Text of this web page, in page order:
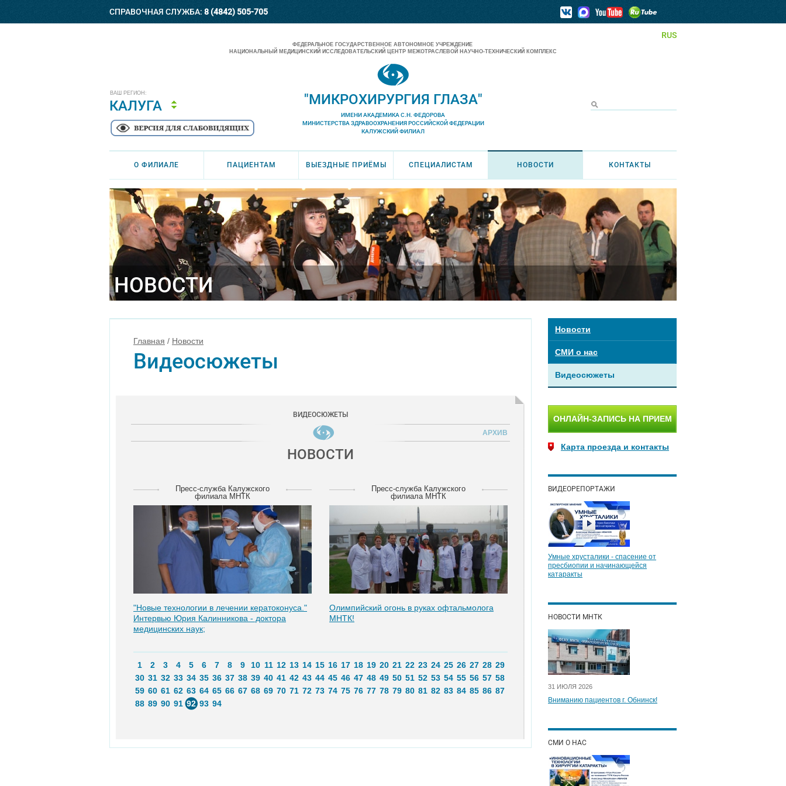
СПРАВОЧНАЯ СЛУЖБА: 8 (4842) 505-705
RUS
ВАШ РЕГИОН:
КАЛУГА
ФЕДЕРАЛЬНОЕ ГОСУДАРСТВЕННОЕ АВТОНОМНОЕ УЧРЕЖДЕНИЕ
НАЦИОНАЛЬНЫЙ МЕДИЦИНСКИЙ ИССЛЕДОВАТЕЛЬСКИЙ ЦЕНТР МЕЖОТРАСЛЕВОЙ НАУЧНО-ТЕХНИЧЕСКИЙ КОМПЛЕКС
"МИКРОХИРУРГИЯ ГЛАЗА"
ИМЕНИ АКАДЕМИКА С.Н. ФЕДОРОВА
МИНИСТЕРСТВА ЗДРАВООХРАНЕНИЯ РОССИЙСКОЙ ФЕДЕРАЦИИ
КАЛУЖСКИЙ ФИЛИАЛ
О ФИЛИАЛЕ ПАЦИЕНТАМ ВЫЕЗДНЫЕ ПРИЁМЫ СПЕЦИАЛИСТАМ НОВОСТИ КОНТАКТЫ
НОВОСТИ
Главная / Новости
Видеосюжеты
ВИДЕОСЮЖЕТЫ
АРХИВ
НОВОСТИ
Пресс-служба Калужского
филиала МНТК
"Новые технологии в лечении кератоконуса."
Интервью Юрия Калинникова - доктора
медицинских наук;
Пресс-служба Калужского
филиала МНТК
Олимпийский огонь в руках офтальмолога
МНТК!
1 2 3 4 5 6 7 8 9 10 11 12 13 14 15 16 17 18 19 20 21 22 23 24 25 26 27 28 29
30 31 32 33 34 35 36 37 38 39 40 41 42 43 44 45 46 47 48 49 50 51 52 53 54 55 56 57 58
59 60 61 62 63 64 65 66 67 68 69 70 71 72 73 74 75 76 77 78 79 80 81 82 83 84 85 86 87
88 89 90 91 92 93 94
Новости
СМИ о нас
Видеосюжеты
ОНЛАЙН-ЗАПИСЬ НА ПРИЕМ
Карта проезда и контакты
ВИДЕОРЕПОРТАЖИ
Умные хрусталики - спасение от
пресбиопии и начинающейся
катаракты
НОВОСТИ МНТК
31 ИЮЛЯ 2026
Вниманию пациентов г. Обнинск!
СМИ О НАС